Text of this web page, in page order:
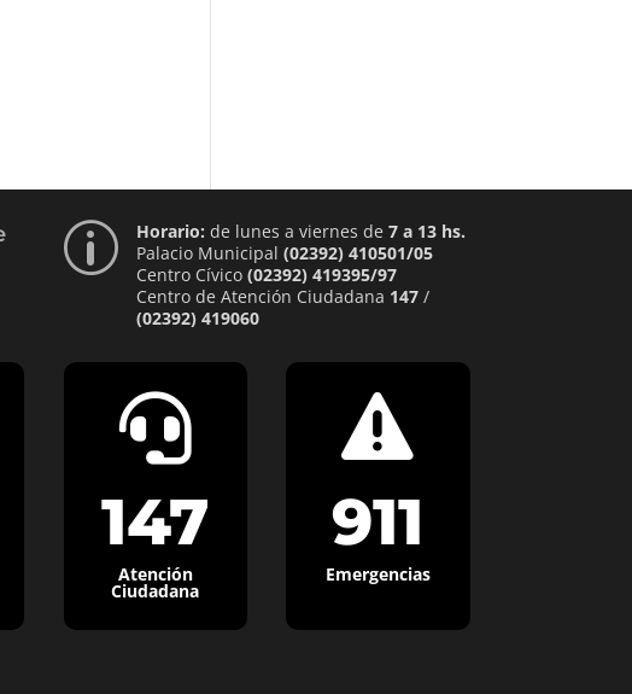
p Horario: de lunes a viernes de 7 a 13 hs.
Palacio Municipal (02392) 410501/05
Centro Cívico (02392) 419395/97
Centro de Atención Ciudadana 147/
(02392) 419060

147
Atención
Ciudadana

911
Emergencias